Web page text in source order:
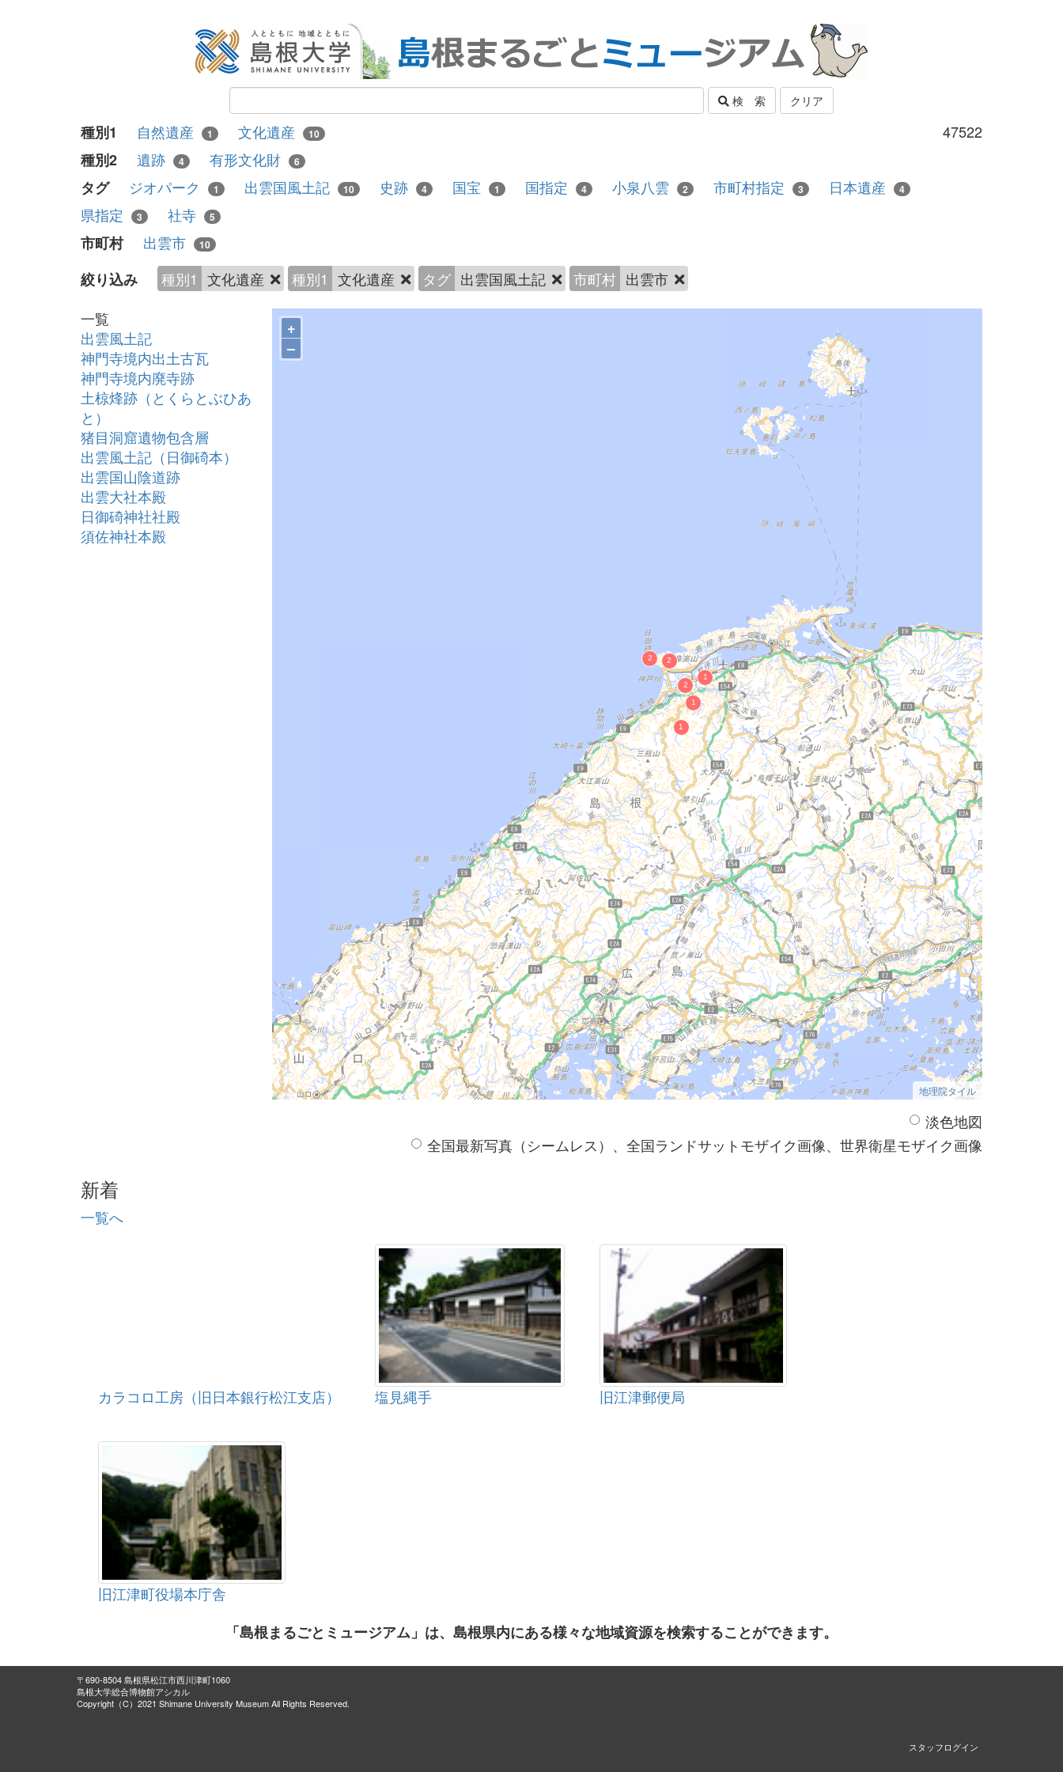
検 索 クリア
47522
種別1 自然遺産 1 文化遺産 10
種別2 遺跡 4 有形文化財 6
タグ ジオパーク 1 出雲国風土記 10 史跡 4 国宝 1 国指定 4 小泉八雲 2 市町村指定 3 日本遺産 4
県指定 3 社寺 5
市町村 出雲市 10
絞り込み 種別1 文化遺産 種別1 文化遺産 タグ 出雲国風土記 市町村 出雲市
一覧
出雲風土記
神門寺境内出土古瓦
神門寺境内廃寺跡
土椋烽跡（とくらとぶひあ
と）
猪目洞窟遺物包含層
出雲風土記（日御碕本）
出雲国山陰道跡
出雲大社本殿
日御碕神社社殿
須佐神社本殿
+
–
地理院タイル
淡色地図
全国最新写真（シームレス）、全国ランドサットモザイク画像、世界衛星モザイク画像
新着
一覧へ
カラコロ工房（旧日本銀行松江支店） 塩見縄手 旧江津郵便局
旧江津町役場本庁舎
「島根まるごとミュージアム」は、島根県内にある様々な地域資源を検索することができます。
〒690-8504 島根県松江市西川津町1060
島根大学総合博物館アシカル
Copyright（C）2021 Shimane University Museum All Rights Reserved.
スタッフログイン